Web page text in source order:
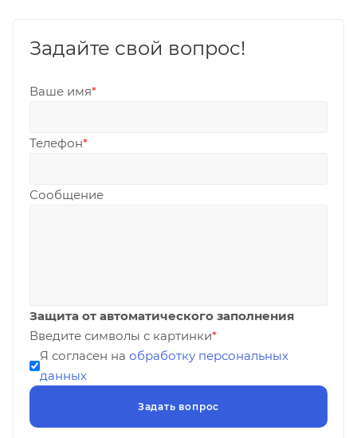
Задайте свой вопрос!
Ваше имя*
Телефон*
Сообщение
Защита от автоматического заполнения
Введите символы с картинки*
Я согласен на обработку персональных
данных